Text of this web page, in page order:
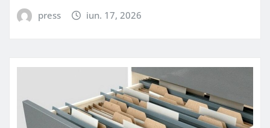
press iun. 17, 2026